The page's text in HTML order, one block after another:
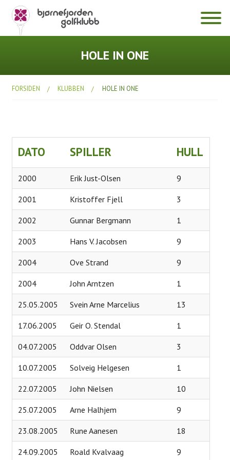
Klubben
Hole in One
Årsmøter
Bli medlem
Prisliste 2026
Fasiliteter
Klubbhuset
Samarbeidspartnere
Historie
Banen
Treningsfelt
Scorekort og Slopetabell
Lokale regler
HOLE IN ONE
FORSIDEN KLUBBEN HOLE IN ONE
DATO SPILLER HULL
2000 Erik Just-Olsen 9
2001 Kristoffer Fjell 3
2002 Gunnar Bergmann 1
2003 Hans V. Jacobsen 9
2004 Ove Strand 9
2004 John Arntzen 1
25.05.2005 Svein Arne Marcelius 13
17.06.2005 Geir O. Stendal 1
04.07.2005 Oddvar Olsen 3
10.07.2005 Solveig Helgesen 1
22.07.2005 John Nielsen 10
25.07.2005 Arne Halhjem 9
23.08.2005 Rune Aanesen 18
24.09.2005 Roald Kvalvaag 9